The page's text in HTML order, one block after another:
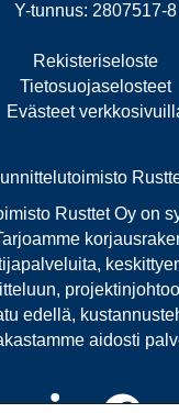
Y-tunnus: 2807517-8
Rekisteriseloste
Tietosuojaselosteet
Evästeet
Rusttet Oy on
edellä,
aidosti